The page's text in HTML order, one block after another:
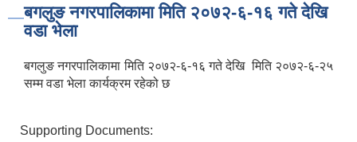
बगलुङ नगरपालिकामा मिति २०७२-६-१६ गते देखि
वडा भेला
बगलुङ नगरपालिकामा मिति २०७२-६-१६ गते देखि मिति २०७२-६-२५
सम्म वडा भेला कार्यक्रम रहेको छ
Supporting Documents: